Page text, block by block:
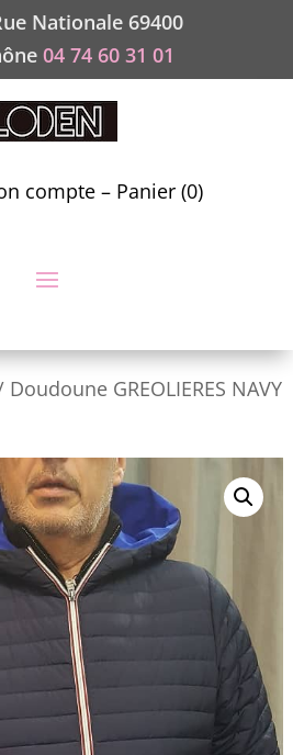
Nationale 69400
04 74 60 31 01
compte– Panier (0)
GREOLIERES NAVY